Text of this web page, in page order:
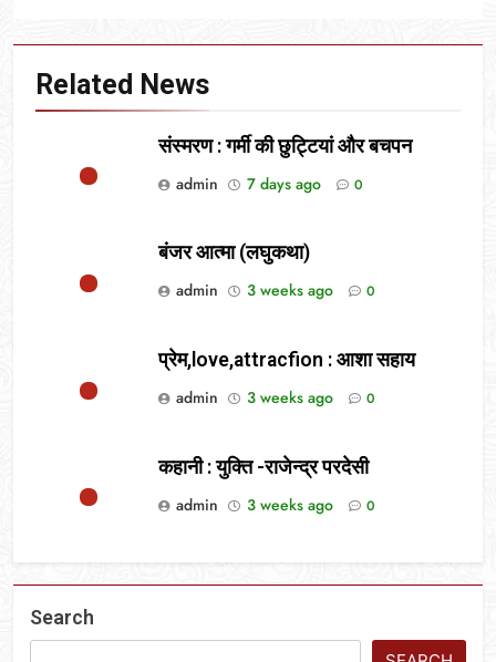
Related News
संस्मरण : गर्मी की छुट्टियां और बचपन
admin
7 days ago 0
बंजर आत्मा (लघुकथा)
admin
3 weeks ago 0
प्रेम,love,attracfion : आशा सहाय
admin
3 weeks ago 0
कहानी : युक्ति -राजेन्द्र परदेसी
admin
3 weeks ago 0
Search